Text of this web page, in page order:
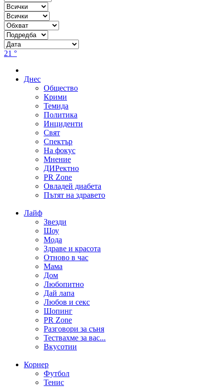
21 °
Днес
Общество
Крими
Темида
Политика
Инциденти
Свят
Спектър
На фокус
Мнение
ДИРектно
PR Zone
Овладей диабета
Пътят на здравето
Лайф
Звезди
Шоу
Мода
Здраве и красота
Отново в час
Мама
Дом
Любопитно
Дай лапа
Любов и секс
Шопинг
PR Zone
Разговори за съня
Тествахме за вас...
Вкусотии
Корнер
Футбол
Тенис